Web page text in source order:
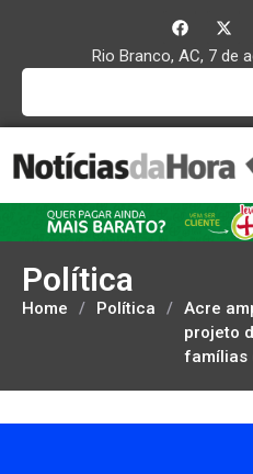
Rio Branco, AC, 7 de
Política
Home / Política / Acre
projeto
famílias